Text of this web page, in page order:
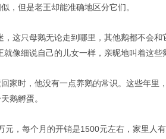
，但是老王却能准确地区分它们。
，这只母鹅无论走到哪里，其他鹅都不会
像细说自己的儿女一样，亲昵地叫着这些
家时，他没有一点养鹅的常识。这些年
鹅孵蛋。
元，每个月的开销是1500元左右，家里人